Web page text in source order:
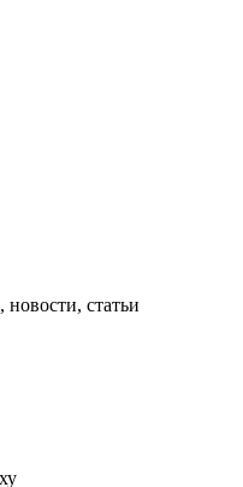
новости, статьи